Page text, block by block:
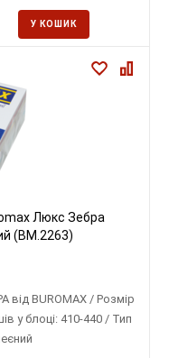
У КОШИК
Люкс Зебра
(BM.2263)
BUROMAX / Розмір
у блоці: 410-440 / Тип